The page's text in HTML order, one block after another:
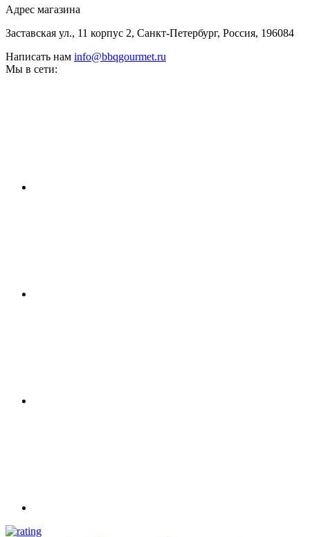
Адрес магазина
Заставская ул., 11 корпус 2, Санкт-Петербург, Россия, 196084
Написать нам info@bbqgourmet.ru
Мы в сети: